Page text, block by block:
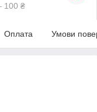
100 ₴
Оплата Умови